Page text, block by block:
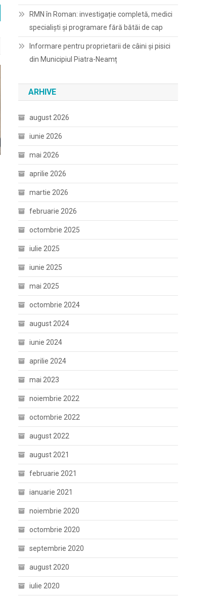
RMN în Roman: investigație completă, medici
specialiști și programare fără bătăi de cap
Informare pentru proprietarii de câini și pisici
din Municipiul Piatra-Neamț
ARHIVE
august 2026
iunie 2026
mai 2026
aprilie 2026
martie 2026
februarie 2026
octombrie 2025
iulie 2025
iunie 2025
mai 2025
octombrie 2024
august 2024
iunie 2024
aprilie 2024
mai 2023
noiembrie 2022
octombrie 2022
august 2022
august 2021
februarie 2021
ianuarie 2021
noiembrie 2020
octombrie 2020
septembrie 2020
august 2020
iulie 2020